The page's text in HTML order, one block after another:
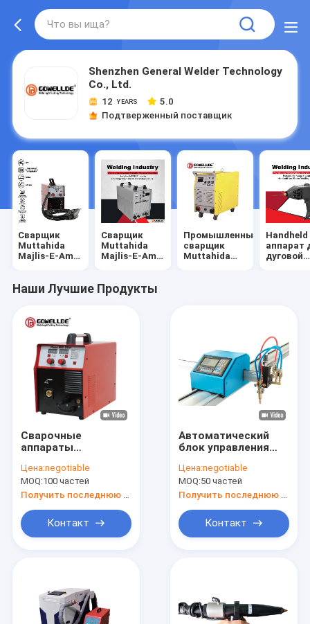
Shenzhen General Welder Technology
Co., Ltd.
12 YEARS
5.0
Подтверженный поставщик
Сварщик
Muttahida
Majlis-E-Amal
Сварщик
Muttahida
Majlis-E-Amal
Промышленный
сварщик
Muttahida
Handheld
аппарат
дуговой
Наши Лучшие Продукты
Сварочные
аппараты
250A сварщика Mig
ИМПа ульс
соответствующие
алюминиевых
дверей и окон
Цена:negotiable
MOQ:100 частей
Контакт
Автоматический
блок управления
факела напряжения
тока 0.05mm для
резца плазмы CNC
Цена:negotiable
MOQ:50 частей
Контакт